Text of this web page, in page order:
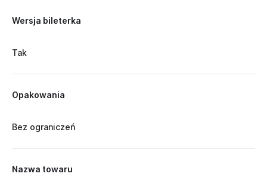
Wersja bileterka
Tak
Opakowania
Bez ograniczeń
Nazwa towaru